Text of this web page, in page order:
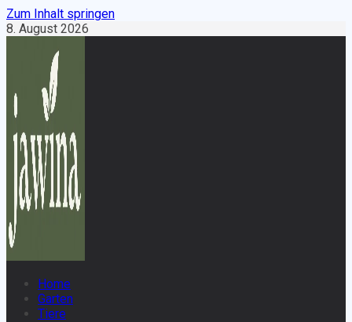
Zum Inhalt springen
8. August 2026
Home
Garten
Tiere